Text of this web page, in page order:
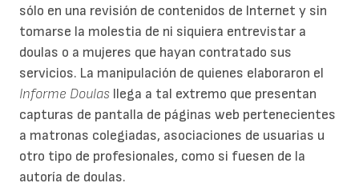
sólo en una revisión de contenidos de Internet y sin
tomarse la molestia de ni siquiera entrevistar a
doulas o a mujeres que hayan contratado sus
servicios. La manipulación de quienes elaboraron el
Informe Doulas llega a tal extremo que presentan
capturas de pantalla de páginas web pertenecientes
a matronas colegiadas, asociaciones de usuarias u
otro tipo de profesionales, como si fuesen de la
autoría de doulas.